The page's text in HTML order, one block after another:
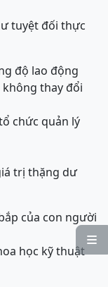

tuyệt đối thực
độ lao động
thay đổi
chức quản lý
trị thặng dư
của con người
học kỹ thuật